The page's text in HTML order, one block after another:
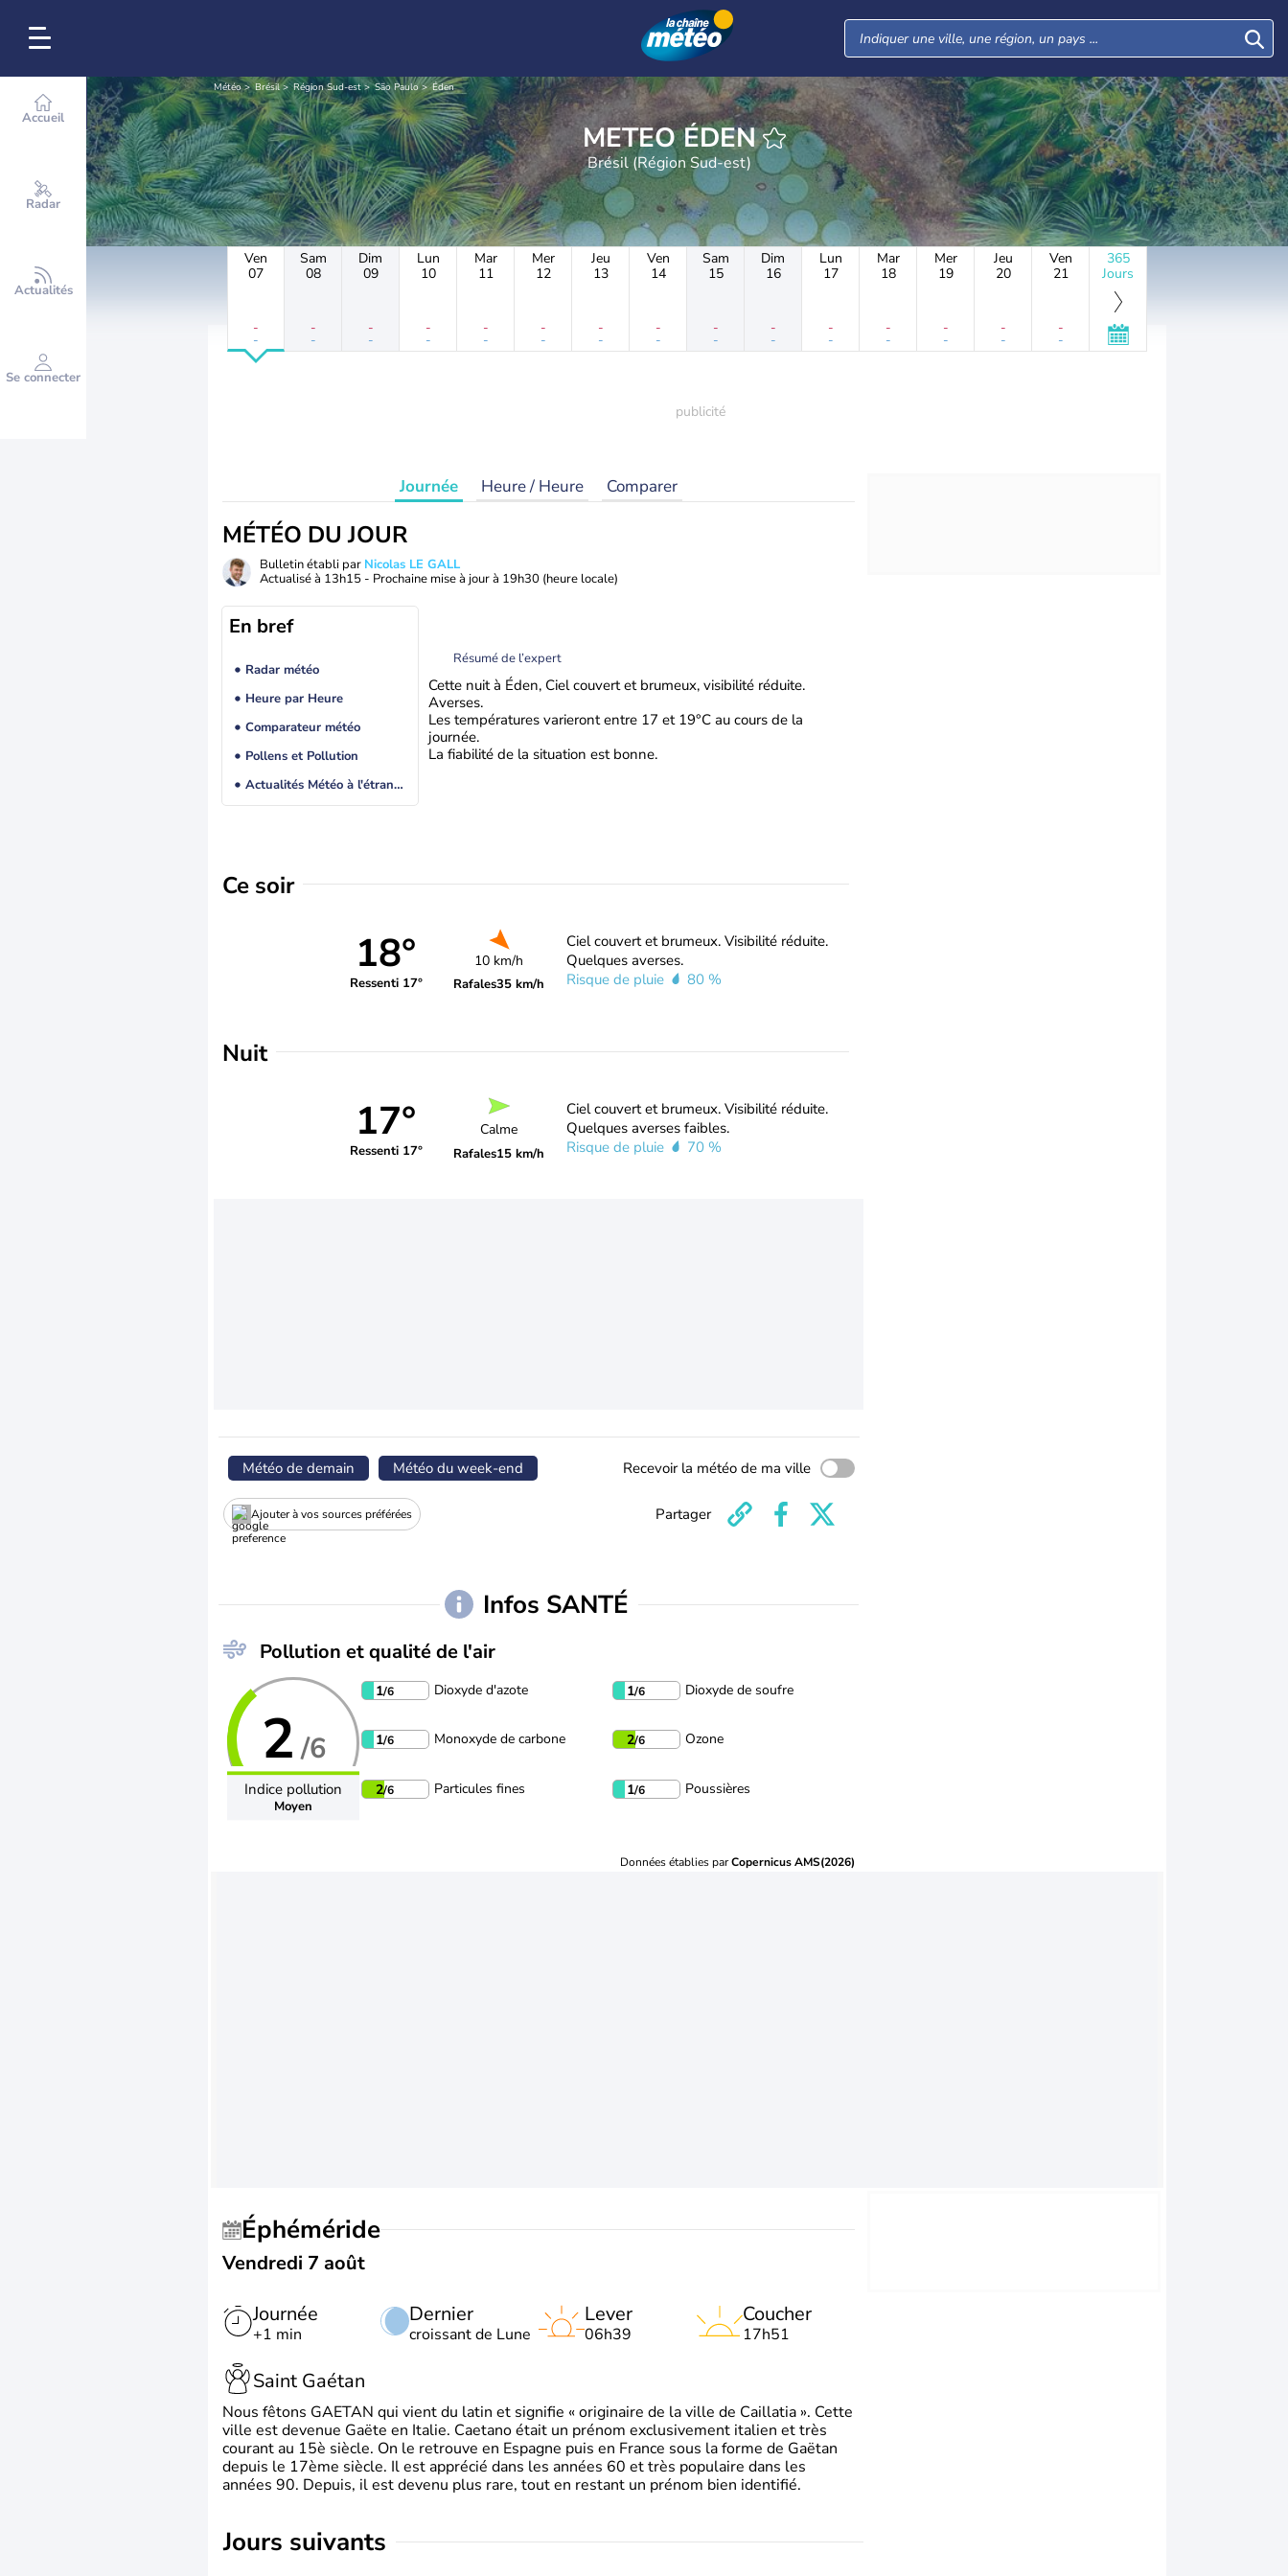
Accueil
Radar
Actualités
Se connecter
Météo Brésil Région Sud-est São Paulo Éden
METEO ÉDEN
Brésil (Région Sud-est)
Ven
07
-
-
Sam
08
-
-
Dim
09
-
-
Lun
10
-
-
Mar
11
-
-
Mer
12
-
-
Jeu
13
-
-
Ven
14
-
-
Sam
15
-
-
Dim
16
-
-
Lun
17
-
-
Mar
18
-
-
Mer
19
-
-
Jeu
20
-
-
Ven
21
-
-
365
Jours
Journée Heure / Heure Comparer
MÉTÉO DU JOUR
Bulletin établi par Nicolas LE GALL
Actualisé à 13h15 - Prochaine mise à jour à 19h30 (heure locale)
En bref
Radar météo
Heure par Heure
Comparateur météo
Pollens et Pollution
Actualités Météo à l'étranger
Résumé de l’expert
Cette nuit à Éden, Ciel couvert et brumeux, visibilité réduite.
Averses.
Les températures varieront entre 17 et 19°C au cours de la
journée.
La fiabilité de la situation est bonne.
Ce soir
18°
Ressenti 17°
10 km/h
Rafales35 km/h
Ciel couvert et brumeux. Visibilité réduite.
Quelques averses.
Risque de pluie
80 %
Nuit
17°
Ressenti 17°
Calme
Rafales15 km/h
Ciel couvert et brumeux. Visibilité réduite.
Quelques averses faibles.
Risque de pluie
70 %
Météo de demain Météo du week-end Recevoir la météo de ma ville
Ajouter à vos sources préférées Partager
Infos SANTÉ
Pollution et qualité de l'air
2 /6
Indice pollution
Moyen
1/6 Dioxyde d'azote 1/6 Dioxyde de soufre
1/6 Monoxyde de carbone 2/6 Ozone
2/6 Particules fines 1/6 Poussières
Données établies parCopernicus AMS(2026)
Éphéméride
Vendredi 7 août
Journée
+1 min
Dernier
croissant de Lune
Lever
06h39
Coucher
17h51
Saint Gaétan
Nous fêtons GAETAN qui vient du latin et signifie « originaire de la ville de Caillatia ». Cette
ville est devenue Gaëte en Italie. Caetano était un prénom exclusivement italien et très
courant au 15è siècle. On le retrouve en Espagne puis en France sous la forme de Gaëtan
depuis le 17ème siècle. Il est apprécié dans les années 60 et très populaire dans les
années 90. Depuis, il est devenu plus rare, tout en restant un prénom bien identifié.
jours suivants